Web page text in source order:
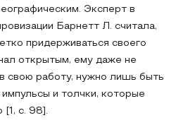
Эксперт в
Барнетт Л. считала,
придерживаться своего
открытым, ему даже не
свою работу, нужно лишь быть
и толчки, которые
[1, с. 98].